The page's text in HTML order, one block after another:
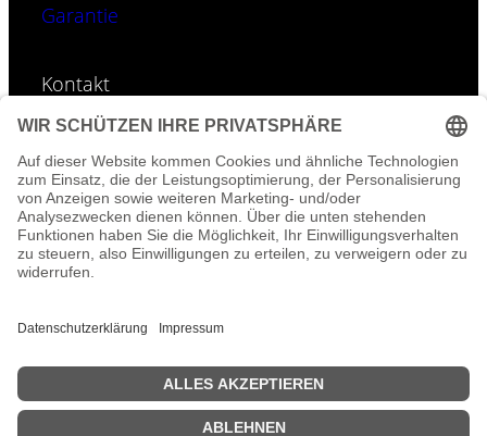
Garantie
Kontakt
E-Mail:info@geoti.de
Tel: 0157-395 996 01
©GEOTI – Fotos & Accessoires-Designs sind
Uicons vonFlaticon